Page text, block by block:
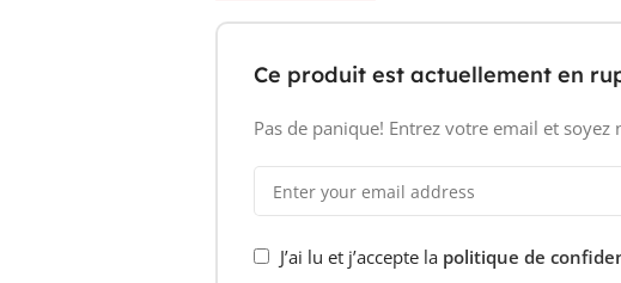
Ce produit est actuellement en
Pas de panique! Entrez votre email et
J’ai lu et j’accepte la politique de